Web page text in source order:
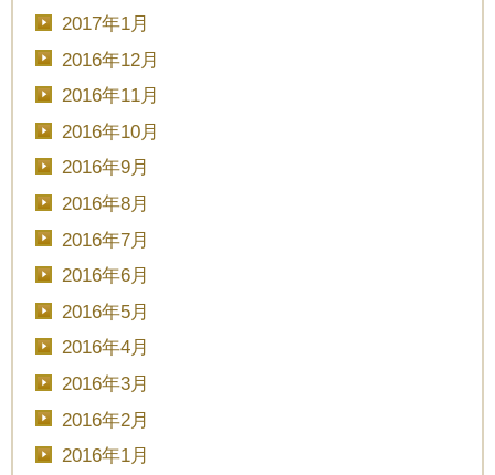
2017年1月
2016年12月
2016年11月
2016年10月
2016年9月
2016年8月
2016年7月
2016年6月
2016年5月
2016年4月
2016年3月
2016年2月
2016年1月